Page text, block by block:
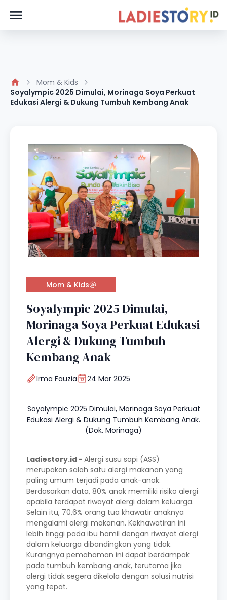
Mom & Kids
Soyalympic 2025 Dimulai, Morinaga Soya Perkuat
Edukasi Alergi & Dukung Tumbuh Kembang Anak
Mom & Kids
Soyalympic 2025 Dimulai,
Morinaga Soya Perkuat Edukasi
Alergi & Dukung Tumbuh
Kembang Anak
Irma Fauzia 24 Mar 2025
Soyalympic 2025 Dimulai, Morinaga Soya Perkuat
Edukasi Alergi & Dukung Tumbuh Kembang Anak.
(Dok. Morinaga)
Ladiestory.id - Alergi susu sapi (ASS)
merupakan salah satu alergi makanan yang
paling umum terjadi pada anak-anak.
Berdasarkan data, 80% anak memiliki risiko alergi
apabila terdapat riwayat alergi dalam keluarga.
Selain itu, 70,6% orang tua khawatir anaknya
mengalami alergi makanan. Kekhawatiran ini
lebih tinggi pada ibu hamil dengan riwayat alergi
dalam keluarga dibandingkan yang tidak.
Kurangnya pemahaman ini dapat berdampak
pada tumbuh kembang anak, terutama jika
alergi tidak segera dikelola dengan solusi nutrisi
yang tepat.